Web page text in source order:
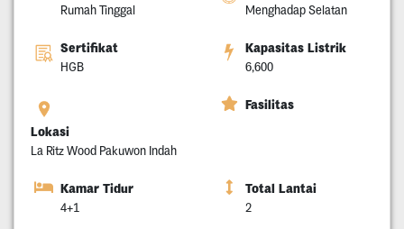
Rumah Tinggal Menghadap Selatan
Sertifikat
HGB
Kapasitas Listrik
6,600
Lokasi
La Ritz Wood Pakuwon Indah
Fasilitas
Kamar Tidur
4+1
Total Lantai
2